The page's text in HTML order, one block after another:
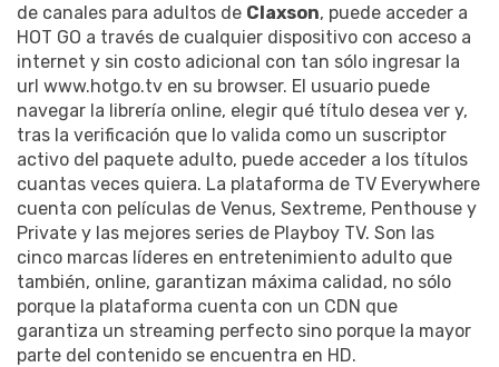
de canales para adultos de Claxson, puede acceder a
HOT GO a través de cualquier dispositivo con acceso a
internet y sin costo adicional con tan sólo ingresar la
url www.hotgo.tv en su browser. El usuario puede
navegar la librería online, elegir qué título desea ver y,
tras la verificación que lo valida como un suscriptor
activo del paquete adulto, puede acceder a los títulos
cuantas veces quiera. La plataforma de TV Everywhere
cuenta con películas de Venus, Sextreme, Penthouse y
Private y las mejores series de Playboy TV. Son las
cinco marcas líderes en entretenimiento adulto que
también, online, garantizan máxima calidad, no sólo
porque la plataforma cuenta con un CDN que
garantiza un streaming perfecto sino porque la mayor
parte del contenido se encuentra en HD.